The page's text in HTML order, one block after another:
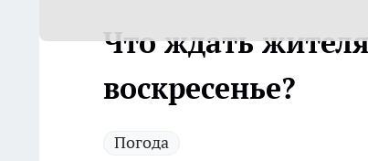
Что ждать
воскресенье?
Погода